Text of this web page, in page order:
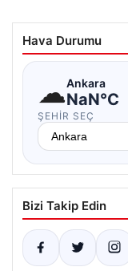
Hava Durumu
☁Ankara
NaN°C
ŞEHIR SEÇ
Bizi Takip Edin